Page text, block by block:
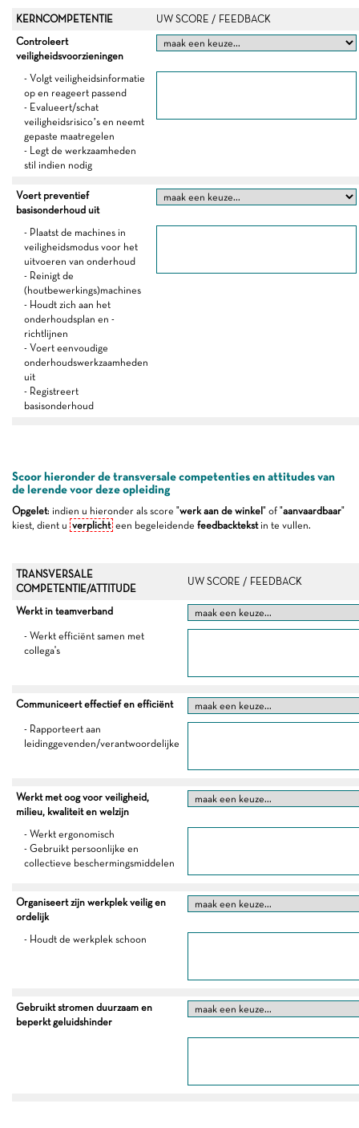
KERNCOMPETENTIE
UW SCORE / FEEDBACK
Controleert
veiligheidsvoorzieningen
- Volgt veiligheidsinformatie
op en reageert passend
- Evalueert/schat
veiligheidsrisico’s en neemt
gepaste maatregelen
- Legt de werkzaamheden
stil indien nodig
Voert preventief
basisonderhoud uit
- Plaatst de machines in
veiligheidsmodus voor het
uitvoeren van onderhoud
- Reinigt de
(houtbewerkings)machines
- Houdt zich aan het
onderhoudsplan en -
richtlijnen
- Voert eenvoudige
onderhoudswerkzaamheden
uit
- Registreert
basisonderhoud
Scoor hieronder de transversale competenties en attitudes van
de lerende voor deze opleiding
Opgelet: indien u hieronder als score "werk aan de winkel " of "aanvaardbaar"
kiest, dient u verplicht een begeleidende feedbacktekstin te vullen.
TRANSVERSALE
COMPETENTIE/ATTITUDE
UW SCORE / FEEDBACK
Werkt in teamverband
- Werkt efficiënt samen met
collega's
Communiceert effectief en efficiënt
- Rapporteert aan
leidinggevenden/verantwoordelijke
Werkt met oog voor veiligheid,
milieu, kwaliteit en welzijn
- Werkt ergonomisch
- Gebruikt persoonlijke en
collectieve beschermingsmiddelen
Organiseert zijn werkplek veilig en
ordelijk
- Houdt de werkplek schoon
Gebruikt stromen duurzaam en
beperkt geluidshinder